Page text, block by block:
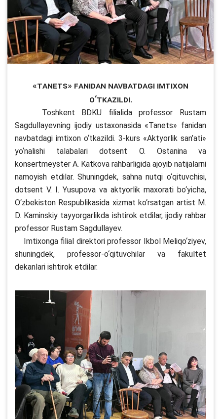
«Tanets» fanidan navbatdagi imtixon
о‘tkazildi.
Toshkent BDKU filialida professor Rustam
Sagdullayevning ijodiy ustaxonasida «Tanets» fanidan
navbatdagi imtixon о‘tkazildi. 3-kurs «Aktyorlik san’ati»
yо‘nalishi talabalari dotsent O. Ostanina va
konsertmeyster A. Katkova rahbarligida ajoyib natijalarni
namoyish etdilar. Shuningdek, sahna nutqi о‘qituvchisi,
dotsent V. I. Yusupova va aktyorlik maxorati bо‘yicha,
О‘zbekiston Respublikasida xizmat kо‘rsatgan artist M.
D. Kaminskiy tayyorgarlikda ishtirok etdilar, ijodiy rahbar
professor Rustam Sagdullayev.
Imtixonga filial direktori professor Ikbol Meliqо‘ziyev,
shuningdek, professor-о‘qituvchilar va fakultet
dekanlari ishtirok etdilar.